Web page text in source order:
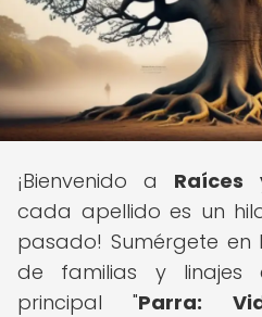
¡Bienvenido a Raíces
cada apellido es un
pasado! Sumérgete en
de familias y linajes
principal "Parra: